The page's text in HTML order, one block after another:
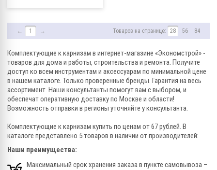
← 1 → Товаров на странице: 28 56 84
Комплектующие к карнизам в интернет-магазине «Экономстрой» -
товаров для дома и работы, строительства и ремонта. Получите
доступ ко всем инструментам и аксессуарам по минимальной цене
в нашем каталоге. Только проверенные бренды. Гарантия на весь
ассортимент. Наши консультанты помогут вам с выбором, и
обеспечат оперативную доставку по Москве и области!
Возможность отправки в регионы уточняйте у консультанта.
Комплектующие к карнизам купить по ценам от 67 рублей. В
каталоге представлено 5 товаров в наличии от производителей:
Наши преимущества:
Максимальный срок хранения заказа в пункте самовывоза –